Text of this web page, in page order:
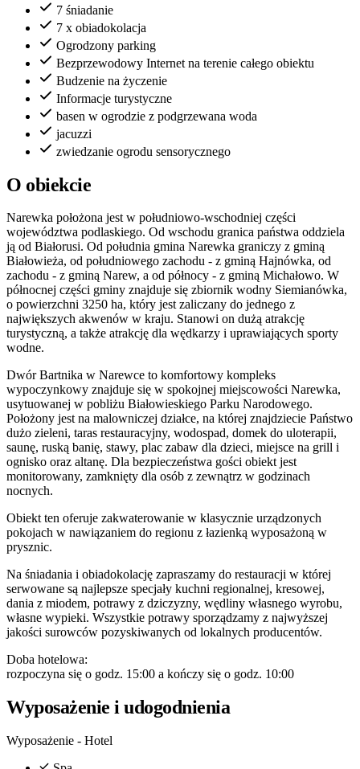
7 śniadanie
7 x obiadokolacja
Ogrodzony parking
Bezprzewodowy Internet na terenie całego obiektu
Budzenie na życzenie
Informacje turystyczne
basen w ogrodzie z podgrzewana woda
jacuzzi
zwiedzanie ogrodu sensorycznego
O obiekcie
Narewka położona jest w południowo-wschodniej części
województwa podlaskiego. Od wschodu granica państwa oddziela
ją od Białorusi. Od południa gmina Narewka graniczy z gminą
Białowieża, od południowego zachodu - z gminą Hajnówka, od
zachodu - z gminą Narew, a od północy - z gminą Michałowo. W
północnej części gminy znajduje się zbiornik wodny Siemianówka,
o powierzchni 3250 ha, który jest zaliczany do jednego z
największych akwenów w kraju. Stanowi on dużą atrakcję
turystyczną, a także atrakcję dla wędkarzy i uprawiających sporty
wodne.
Dwór Bartnika w Narewce to komfortowy kompleks
wypoczynkowy znajduje się w spokojnej miejscowości Narewka,
usytuowanej w pobliżu Białowieskiego Parku Narodowego.
Położony jest na malowniczej działce, na której znajdziecie Państwo
dużo zieleni, taras restauracyjny, wodospad, domek do uloterapii,
saunę, ruską banię, stawy, plac zabaw dla dzieci, miejsce na grill i
ognisko oraz altanę. Dla bezpieczeństwa gości obiekt jest
monitorowany, zamknięty dla osób z zewnątrz w godzinach
nocnych.
Obiekt ten oferuje zakwaterowanie w klasycznie urządzonych
pokojach w nawiązaniem do regionu z łazienką wyposażoną w
prysznic.
Na śniadania i obiadokolację zapraszamy do restauracji w której
serwowane są najlepsze specjały kuchni regionalnej, kresowej,
dania z miodem, potrawy z dziczyzny, wędliny własnego wyrobu,
własne wypieki. Wszystkie potrawy sporządzamy z najwyższej
jakości surowców pozyskiwanych od lokalnych producentów.
Doba hotelowa:
rozpoczyna się o godz. 15:00 a kończy się o godz. 10:00
Wyposażenie i udogodnienia
Wyposażenie - Hotel